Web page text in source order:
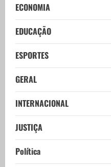
ECONOMIA
EDUCAÇÃO
ESPORTES
GERAL
INTERNACIONAL
JUSTIÇA
Política